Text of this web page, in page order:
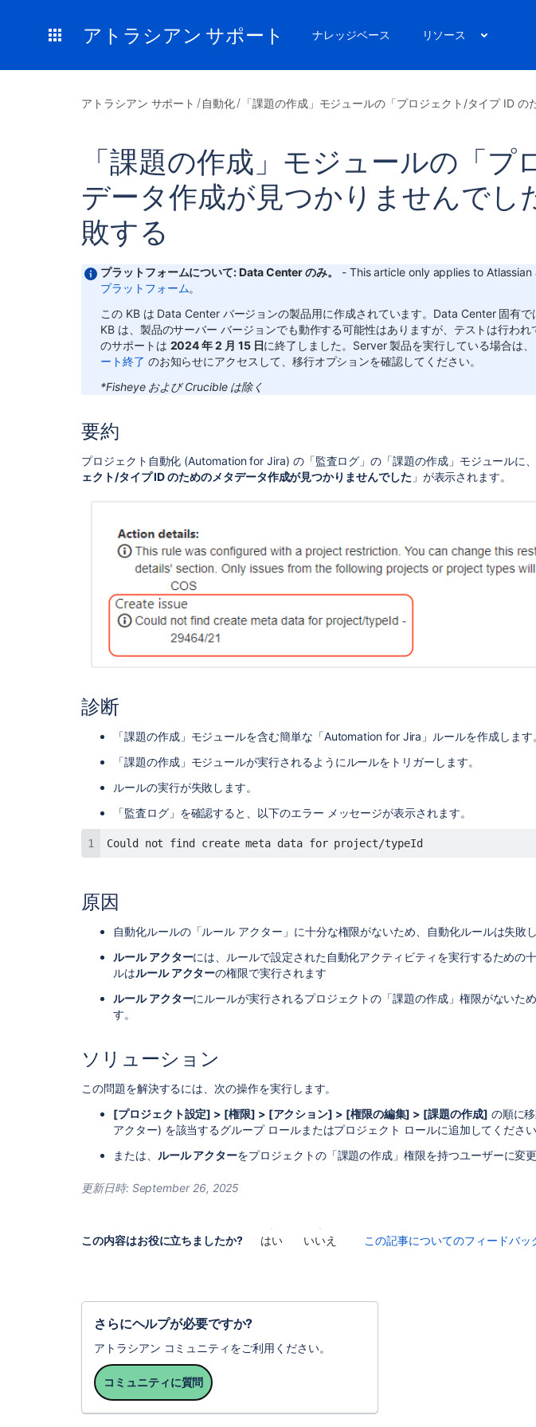
アトラシアン サポート ナレッジベース リソース
アトラシアン サポート 自動化 「課題の作成」モジュールの「プロジェクト/タイプ ID
「課題の作成」モジュールの「
データ作成が見つかりませんで
敗する
プラットフォームについて: Data Center のみ。 - This article only applies to
プラットフォーム。
この KB は Data Center バージョンの製品用に作成されています。Data Center 固有
KB は、製品のサーバー バージョンでも動作する可能性はありますが、テストは行われ
のサポートは 2024 年 2 月 15 日に終了しました。Server 製品を実行している場合は、
ート終了 のお知らせにアクセスして、移行オプションを確認してください。
*Fisheye および Crucible は除く
要約
プロジェクト自動化 (Automation for Jira) の「監査ログ」の「課題の作成」モジュールに
ェクト/タイプ ID のためのメタデータ作成が見つかりませんでした 」が表示されます。
診断
「課題の作成」モジュールを含む簡単な「Automation for Jira」ルールを作成します
「課題の作成」モジュールが実行されるようにルールをトリガーします。
ルールの実行が失敗します。
「監査ログ」を確認すると、以下のエラー メッセージが表示されます。
Could not find create meta data for project/typeId
原因
自動化ルールの「ルール アクター」に十分な権限がないため、自動化ルールは失敗し
ルール アクターには、ルールで設定された自動化アクティビティを実行するための
ルはルール アクターの権限で実行されます
ルール アクターにルールが実行されるプロジェクトの「課題の作成」権限がないた
す。
ソリューション
この問題を解決するには、次の操作を実行します。
[プロジェクト設定] > [権限] > [アクション] > [権限の編集] > [課題の作成] の順に
アクター) を該当するグループ ロールまたはプロジェクト ロールに追加してください
または、 ルール アクターをプロジェクトの「課題の作成」権限を持つユーザーに変更
更新日時: September 26, 2025
この内容はお役に立ちましたか? はい いいえ この記事についてのフィードバッ
さらにヘルプが必要ですか?
アトラシアン コミュニティをご利用ください。
コミュニティに質問